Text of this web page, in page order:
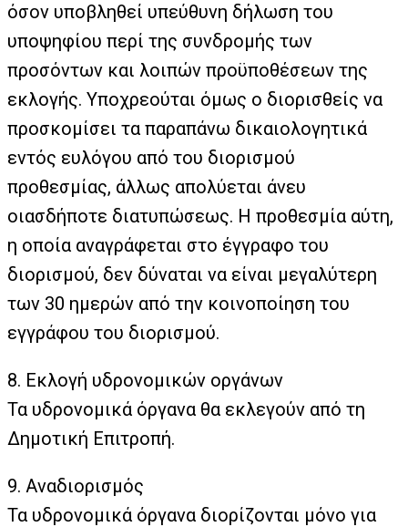
όσον υποβληθεί υπεύθυνη δήλωση του
υποψηφίου περί της συνδρομής των
προσόντων και λοιπών προϋποθέσεων της
εκλογής. Υποχρεούται όμως ο διορισθείς να
προσκομίσει τα παραπάνω δικαιολογητικά
εντός ευλόγου από του διορισμού
προθεσμίας, άλλως απολύεται άνευ
οιασδήποτε διατυπώσεως. Η προθεσμία αύτη,
η οποία αναγράφεται στο έγγραφο του
διορισμού, δεν δύναται να είναι μεγαλύτερη
των 30 ημερών από την κοινοποίηση του
εγγράφου του διορισμού.
8. Εκλογή υδρονομικών οργάνων
Τα υδρονομικά όργανα θα εκλεγούν από τη
Δημοτική Επιτροπή.
9. Αναδιορισμός
Τα υδρονομικά όργανα διορίζονται μόνο για